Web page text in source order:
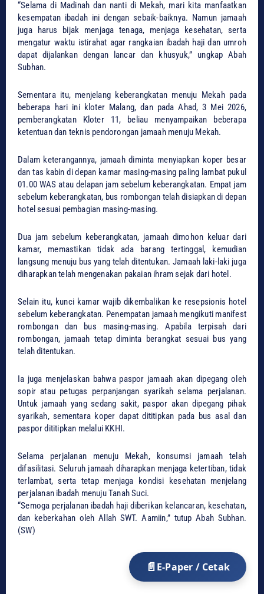
“Selama di Madinah dan nanti di Mekah, mari kita manfaatkan
kesempatan ibadah ini dengan sebaik-baiknya. Namun jamaah
juga harus bijak menjaga tenaga, menjaga kesehatan, serta
mengatur waktu istirahat agar rangkaian ibadah haji dan umroh
dapat dijalankan dengan lancar dan khusyuk,” ungkap Abah
Subhan.
Sementara itu, menjelang keberangkatan menuju Mekah pada
beberapa hari ini kloter Malang, dan pada Ahad, 3 Mei 2026,
pemberangkatan Kloter 11, beliau menyampaikan beberapa
ketentuan dan teknis pendorongan jamaah menuju Mekah.
Dalam keterangannya, jamaah diminta menyiapkan koper besar
dan tas kabin di depan kamar masing-masing paling lambat pukul
01.00 WAS atau delapan jam sebelum keberangkatan. Empat jam
sebelum keberangkatan, bus rombongan telah disiapkan di depan
hotel sesuai pembagian masing-masing.
Dua jam sebelum keberangkatan, jamaah dimohon keluar dari
kamar, memastikan tidak ada barang tertinggal, kemudian
langsung menuju bus yang telah ditentukan. Jamaah laki-laki juga
diharapkan telah mengenakan pakaian ihram sejak dari hotel.
Selain itu, kunci kamar wajib dikembalikan ke resepsionis hotel
sebelum keberangkatan. Penempatan jamaah mengikuti manifest
rombongan dan bus masing-masing. Apabila terpisah dari
rombongan, jamaah tetap diminta berangkat sesuai bus yang
telah ditentukan.
Ia juga menjelaskan bahwa paspor jamaah akan dipegang oleh
sopir atau petugas perpanjangan syarikah selama perjalanan.
Untuk jamaah yang sedang sakit, paspor akan dipegang pihak
syarikah, sementara koper dapat dititipkan pada bus asal dan
paspor dititipkan melalui KKHI.
Selama perjalanan menuju Mekah, konsumsi jamaah telah
difasilitasi. Seluruh jamaah diharapkan menjaga ketertiban, tidak
terlambat, serta tetap menjaga kondisi kesehatan menjelang
perjalanan ibadah menuju Tanah Suci.
“Semoga perjalanan ibadah haji diberikan kelancaran, kesehatan,
dan keberkahan oleh Allah SWT. Aamiin,” tutup Abah Subhan.
(SW)
E-Paper / Cetak